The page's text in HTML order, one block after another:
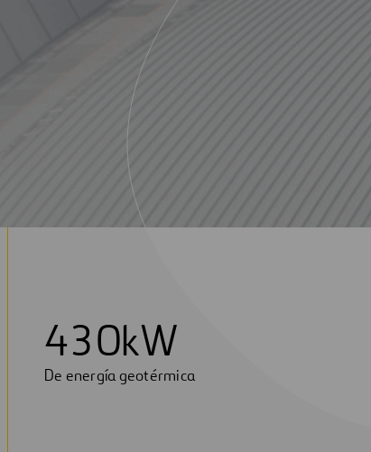
430kW
De energía geotérmica